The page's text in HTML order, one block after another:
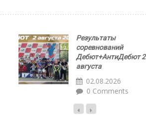
Результаты
соревнований
Дебют+АнтиДебют 2
августа
02.08.2026
0 Comments